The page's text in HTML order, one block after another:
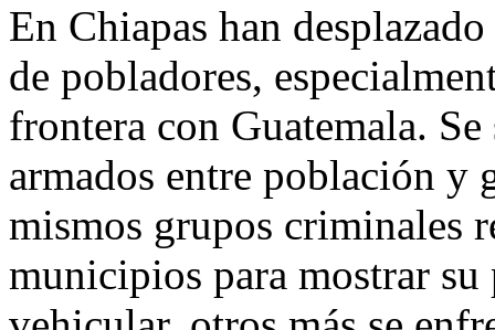
En Chiapas han
de pobladores,
frontera con Guatemala.
armados entre población y
mismos grupos criminales
municipios para mostrar